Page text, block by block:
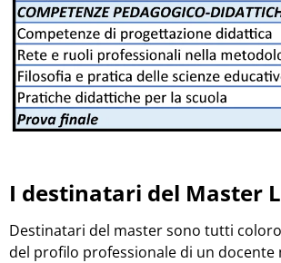
I destinatari del Master
Destinatari del master sono tutti
del profilo professionale di un docente